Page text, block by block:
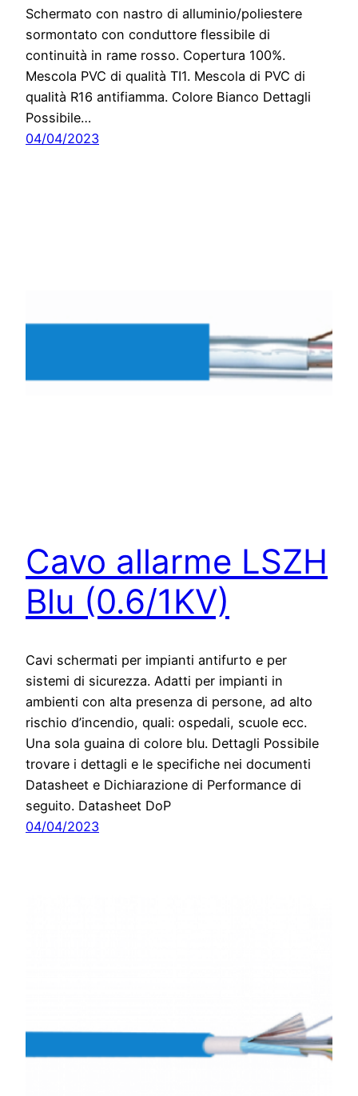
Schermato con nastro di alluminio/poliestere
sormontato con conduttore flessibile di
continuità in rame rosso. Copertura 100%.
Mescola PVC di qualità TI1. Mescola di PVC di
qualità R16 antifiamma. Colore Bianco Dettagli
Possibile…
04/04/2023
Cavo allarme LSZH
Blu (0.6/1KV)
Cavi schermati per impianti antifurto e per
sistemi di sicurezza. Adatti per impianti in
ambienti con alta presenza di persone, ad alto
rischio d’incendio, quali: ospedali, scuole ecc.
Una sola guaina di colore blu. Dettagli Possibile
trovare i dettagli e le specifiche nei documenti
Datasheet e Dichiarazione di Performance di
seguito. Datasheet DoP
04/04/2023